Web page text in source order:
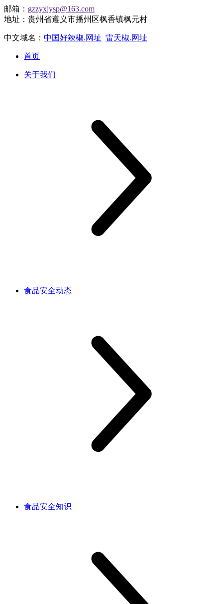
邮箱： gzzyxjysp@163.com
地址：贵州省遵义市播州区枫香镇枫元村
中文域名： 中国好辣椒.网址 雷天椒.网址
首页
关于我们
食品安全动态
食品安全知识